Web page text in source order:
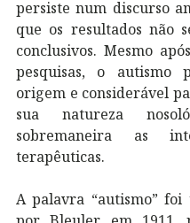
persiste num discurso
que os resultados não
conclusivos. Mesmo
pesquisas, o autismo
origem e considerável
sua natureza
sobremaneira as
terapêuticas.
A palavra “autismo”